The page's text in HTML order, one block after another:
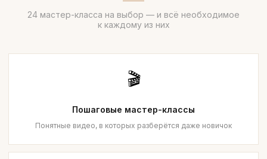
24 мастер-класса на выбор — и всё необходимое
к каждому из них
🎬
Пошаговые мастер-классы
Понятные видео, в которых разберётся даже новичок